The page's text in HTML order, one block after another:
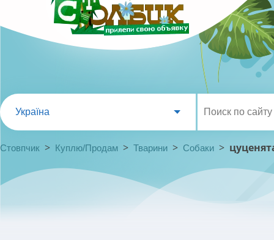
Україна
Стовпчик > Куплю/Продам > Тварини > Собаки >